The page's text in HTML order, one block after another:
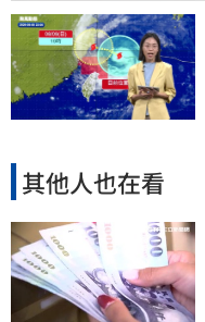
其他人也在看